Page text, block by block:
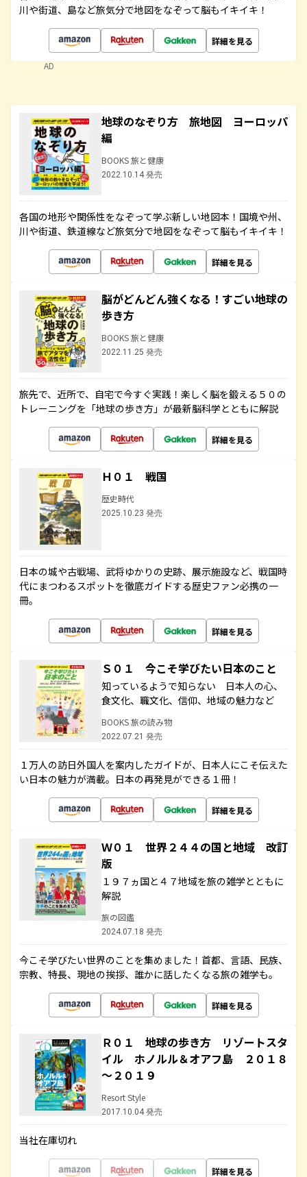
川や街道、島など旅気分で地図をなぞって脳もイキイキ！
詳細を見る
AD
地球のなぞり方 旅地図 ヨーロッパ
編
BOOKS 旅と健康
2022.10.14 発売
各国の地形や関係性をなぞって学ぶ新しい地図本！国境や州、
川や街道、鉄道線など旅気分で地図をなぞって脳もイキイキ！
詳細を見る
脳がどんどん強くなる！すごい地球の
歩き方
BOOKS 旅と健康
2022.11.25 発売
旅先で、近所で、自宅で今すぐ実践！楽しく脳を鍛える５０の
トレーニングを「地球の歩き方」が最新脳科学とともに解説
詳細を見る
Ｈ０１ 戦国
歴史時代
2025.10.23 発売
日本の城や古戦場、武将ゆかりの史跡、展示施設など、戦国時
代にまつわるスポットを徹底ガイドする歴史ファン必携の一
冊。
詳細を見る
Ｓ０１ 今こそ学びたい日本のこと
知っているようで知らない 日本人の心、
食文化、職文化、信仰、地域の魅力など
BOOKS 旅の読み物
2022.07.21 発売
１万人の訪日外国人を案内したガイドが、日本人にこそ伝えた
い日本の魅力が満載。日本の再発見ができる１冊！
詳細を見る
Ｗ０１ 世界２４４の国と地域 改訂
版
１９７ヵ国と４７地域を旅の雑学とともに
解説
旅の図鑑
2024.07.18 発売
今こそ学びたい世界のことを集めました！首都、言語、民族、
宗教、特長、現地の挨拶、誰かに話したくなる旅の雑学も。
詳細を見る
Ｒ０１ 地球の歩き方 リゾートスタ
イル ホノルル＆オアフ島 ２０１８
～２０１９
Resort Style
2017.10.04 発売
当社在庫切れ
詳細を見る